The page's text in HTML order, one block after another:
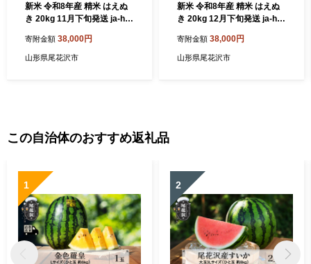
新米 令和8年産 精米 はえぬ
き 20kg 11月下旬発送 ja-ha
寄附金額 38,000円
山形県尾花沢市
新米 令和8年産 精米 はえぬ
き 20kg 12月下旬発送 ja-ha
寄附金額 38,000円
山形県尾花沢市
この自治体のおすすめ返礼品
1 2